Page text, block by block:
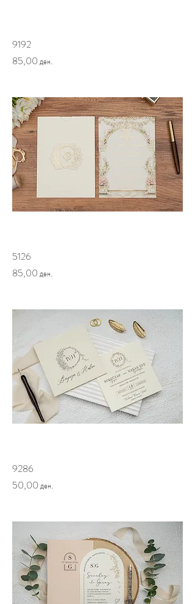
9192
Price
85,00 ден.
5126
Price
85,00 ден.
9286
Price
50,00 ден.